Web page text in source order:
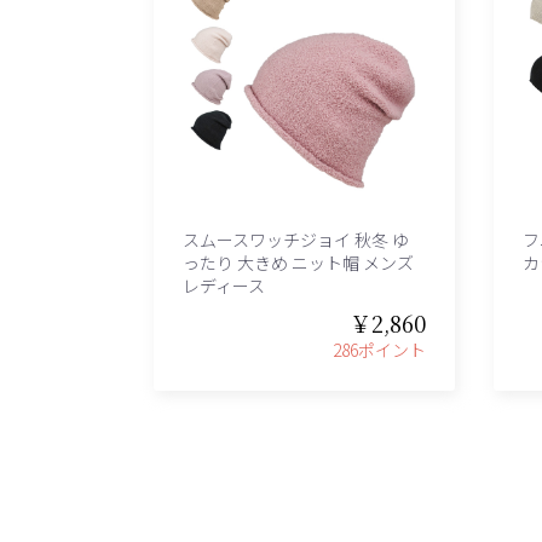
スムースワッチジョイ 秋冬 ゆ
ったり 大きめ ニット帽 メンズ
レディース
￥2,860
286ポイント